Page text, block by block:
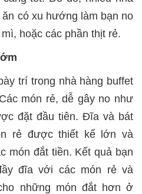
có xu hướng làm bạn no
hoặc các phần thịt rẻ.
trí trong nhà hàng buffet
món rẻ, dễ gây no như
đặt đầu tiên. Đĩa và bát
rẻ được thiết kế lớn và
món đắt tiền. Kết quả bạn
đĩa với các món rẻ và
những món đắt hơn ở